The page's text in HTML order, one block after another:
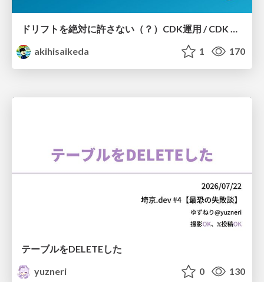
ドリフトを絶対に許さない（？）CDK運用 / CDK Ops with Zero Tolerance for Drifts (?)
akihisaikeda
1 170
テーブルをDELETEした
yuzneri
0 130